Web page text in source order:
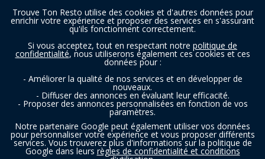
Trouve Ton Resto utilise des cookies et d'autres données pour
enrichir votre expérience et proposer des services en s'assurant
qu'ils fonctionnent correctement.
Si vous acceptez, tout en respectant notre politique de
confidentialité, nous utiliserons également ces cookies et ces
données pour :
- Améliorer la qualité de nos services et en développer de
nouveaux.
- Diffuser des annonces en évaluant leur efficacité.
- Proposer des annonces personnalisées en fonction de vos
paramètres.
Notre partenaire Google peut également utiliser vos données
pour personnaliser votre expérience et vous proposer différents
services. Vous trouverez plus d'informations sur la politique de
Google dans leurs règles de confidentialité et conditions
SUIVEZ-NOUS
Copyright © 2016 - 2026 trouvetonresto.be ‐ Tous droits réservés | JDC